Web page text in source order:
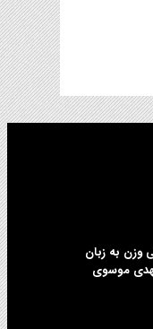
وزن به زبان
موسوی